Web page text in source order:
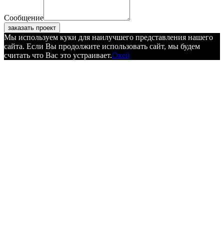
Сообщение
заказать проект
Мы используем куки для наилучшего представления нашего
сайта. Если Вы продолжите использовать сайт, мы будем
считать что Вас это устраивает.Окей